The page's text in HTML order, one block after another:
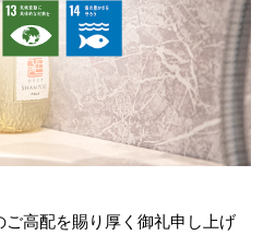
高配を賜り厚く御礼申し上げ